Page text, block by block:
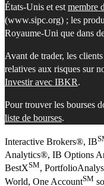
États-Unis et est membre
(www.sipc.org) ; les
Royaume-Uni que dans
Avant de trader, les
relatives aux risques sur
Investir avec IBKR.
Pour trouver les bourses
liste de bourses.
Interactive Brokers®, IB
Analytics®, IB Options
BestXSM,
World, One AccountSM